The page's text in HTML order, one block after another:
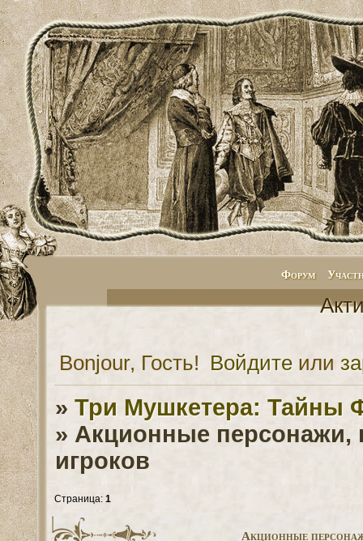
Форум
Bonjour, Гость! Войдите или
»Три Мушкетера: Тайны
» Акционные персонажи,
игроков
Акционные
Страница: 1